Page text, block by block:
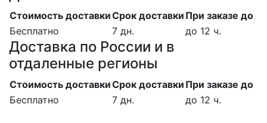
Стоимость доставкиСрок доставки При заказе до
Бесплатно
7 дн. до 12 ч.
Доставка по России и в
отдаленные регионы
Стоимость доставкиСрок доставки При заказе до
Бесплатно
7 дн. до 12 ч.